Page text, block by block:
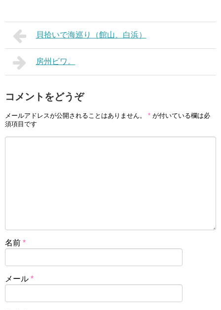
貝拾いで海巡り（館山、白浜）
房州ビワ。
コメントをどうぞ
メールアドレスが公開されることはありません。 * が付いている欄は必
須項目です
名前 *
メール *